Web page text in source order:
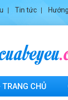
Tin tức
TRANG CHỦ